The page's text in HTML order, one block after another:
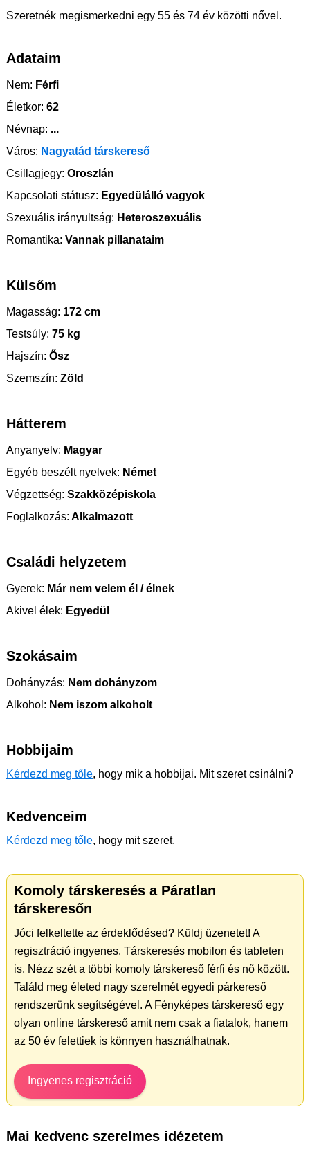
Szeretnék megismerkedni egy 55 és 74 év közötti nővel.
Adataim
Nem: Férfi
Életkor: 62
Névnap: ...
Város: Nagyatád társkereső
Csillagjegy: Oroszlán
Kapcsolati státusz: Egyedülálló vagyok
Szexuális irányultság: Heteroszexuális
Romantika: Vannak pillanataim
Külsőm
Magasság: 172 cm
Testsúly: 75 kg
Hajszín: Ősz
Szemszín: Zöld
Hátterem
Anyanyelv: Magyar
Egyéb beszélt nyelvek: Német
Végzettség: Szakközépiskola
Foglalkozás: Alkalmazott
Családi helyzetem
Gyerek: Már nem velem él / élnek
Akivel élek: Egyedül
Szokásaim
Dohányzás: Nem dohányzom
Alkohol: Nem iszom alkoholt
Hobbijaim
Kérdezd meg tőle, hogy mik a hobbijai. Mit szeret csinálni?
Kedvenceim
Kérdezd meg tőle, hogy mit szeret.
Komoly társkeresés a Páratlan
társkeresőn
Jóci felkeltette az érdeklődésed? Küldj üzenetet! A
regisztráció ingyenes. Társkeresés mobilon és tableten
is. Nézz szét a többi komoly társkereső férfi és nő között.
Találd meg életed nagy szerelmét egyedi párkereső
rendszerünk segítségével. A Fényképes társkereső egy
olyan online társkereső amit nem csak a fiatalok, hanem
az 50 év felettiek is könnyen használhatnak.
Ingyenes regisztráció
Mai kedvenc szerelmes idézetem